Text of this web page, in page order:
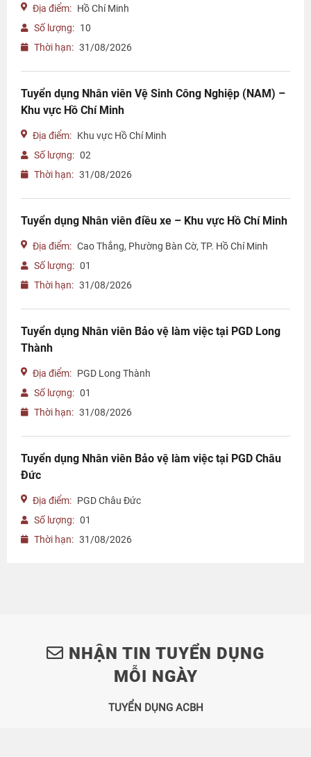
Địa điểm: Hồ Chí Minh
Số lượng: 10
Thời hạn: 31/08/2026
Tuyển dụng Nhân viên Vệ Sinh Công Nghiệp (NAM) –
Khu vực Hồ Chí Minh
Địa điểm: Khu vực Hồ Chí Minh
Số lượng: 02
Thời hạn: 31/08/2026
Tuyển dụng Nhân viên điều xe – Khu vực Hồ Chí Minh
Địa điểm: Cao Thắng, Phường Bàn Cờ, TP. Hồ Chí Minh
Số lượng: 01
Thời hạn: 31/08/2026
Tuyển dụng Nhân viên Bảo vệ làm việc tại PGD Long
Thành
Địa điểm: PGD Long Thành
Số lượng: 01
Thời hạn: 31/08/2026
Tuyển dụng Nhân viên Bảo vệ làm việc tại PGD Châu
Đức
Địa điểm: PGD Châu Đức
Số lượng: 01
Thời hạn: 31/08/2026
NHẬN TIN TUYỂN DỤNG
MỖI NGÀY
TUYỂN DỤNG ACBH